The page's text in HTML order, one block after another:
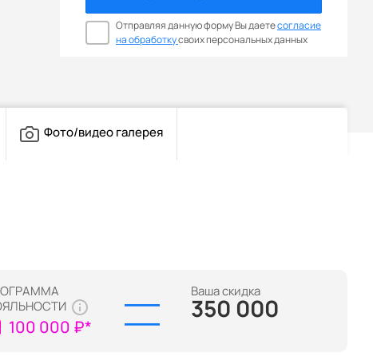
Отправляя данную форму Вы даетесогласие
на обработкусвоих персональных данных
Фото/видео галерея
100 000 ₽*
Ваша скидка
350 000